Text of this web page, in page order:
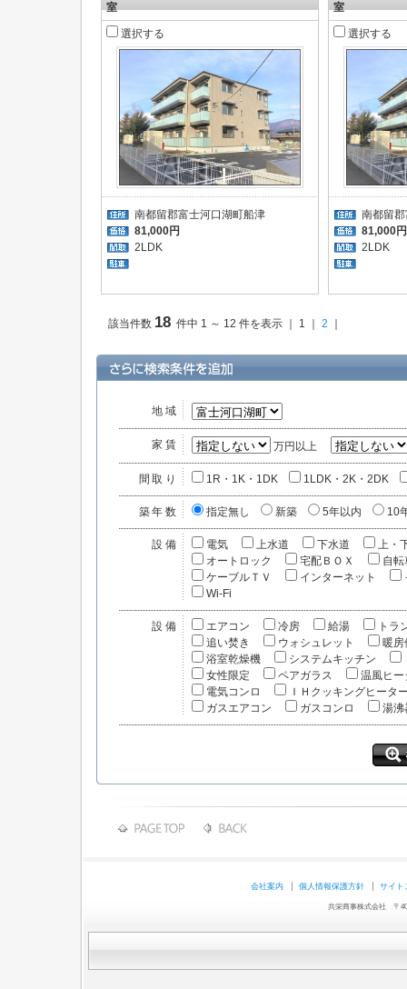
室
選択する
南都留郡富士河口湖町船津
81,000円
2LDK
室
選択する
南都留
81,000円
2LDK
該当件数 18 件中 1 ～ 12 件を表示 ｜ 1 ｜ 2
地域
家賃 万円以上
間取り 1R・1K・1DK 1LDK・2K・2DK
築年数 指定無し 新築 5年以内 10
設備 電気 上水道 下水道
上・
オートロック
宅配ＢＯＸ
自転
ケーブルＴＶ
インターネット
Wi-Fi
設備 エアコン 冷房 給湯
トラ
追い焚き
ウォシュレット
暖房
浴室乾燥機
システムキッチン
女性限定
ペアガラス
温風ヒー
電気コンロ
ＩＨクッキングヒータ
ガスエアコン
ガスコンロ 湯沸
会社案内 個人情報保護方針 サイト
共栄商事株式会社 〒